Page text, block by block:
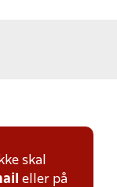
skal
eller på